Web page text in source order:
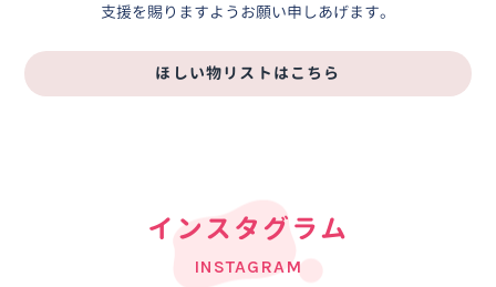
支援を賜りますようお願い申しあげます。
ほしい物リストはこちら
インスタグラム
INSTAGRAM